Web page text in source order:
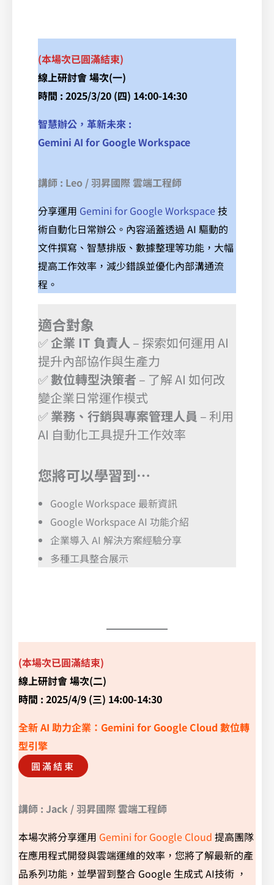
(本場次已圓滿結束)
線上研討會 場次(一)
時間 : 2025/3/20 (四) 14:00-14:30
智慧辦公，革新未來 :
Gemini AI for Google Workspace
講師 : Leo / 羽昇國際 雲端工程師
分享運用 Gemini for Google Workspace技
術自動化日常辦公。內容涵蓋透過 AI 驅動的
文件撰寫、智慧排版、數據整理等功能，大幅
提高工作效率，減少錯誤並優化內部溝通流
程。
適合對象
✅企業 IT 負責人– 探索如何運用 AI
提升內部協作與生產力
✅數位轉型決策者 – 了解 AI 如何改
變企業日常運作模式
✅業務、行銷與專案管理人員 – 利用
AI 自動化工具提升工作效率
您將可以學習到…
Google Workspace 最新資訊
Google Workspace AI 功能介紹
企業導入 AI 解決方案經驗分享
多種工具整合展示
(本場次已圓滿結束)
線上研討會 場次(二)
時間 : 2025/4/9 (三) 14:00-14:30
全新 AI 助力企業：Gemini for Google Cloud 數位轉
型引擎
圓滿結束
講師 : Jack / 羽昇國際 雲端工程師
本場次將分享運用 Gemini for Google Cloud 提高團隊
在應用程式開發與雲端運維的效率，您將了解最新的產
品系列功能，並學習到整合 Google 生成式 AI技術 ，